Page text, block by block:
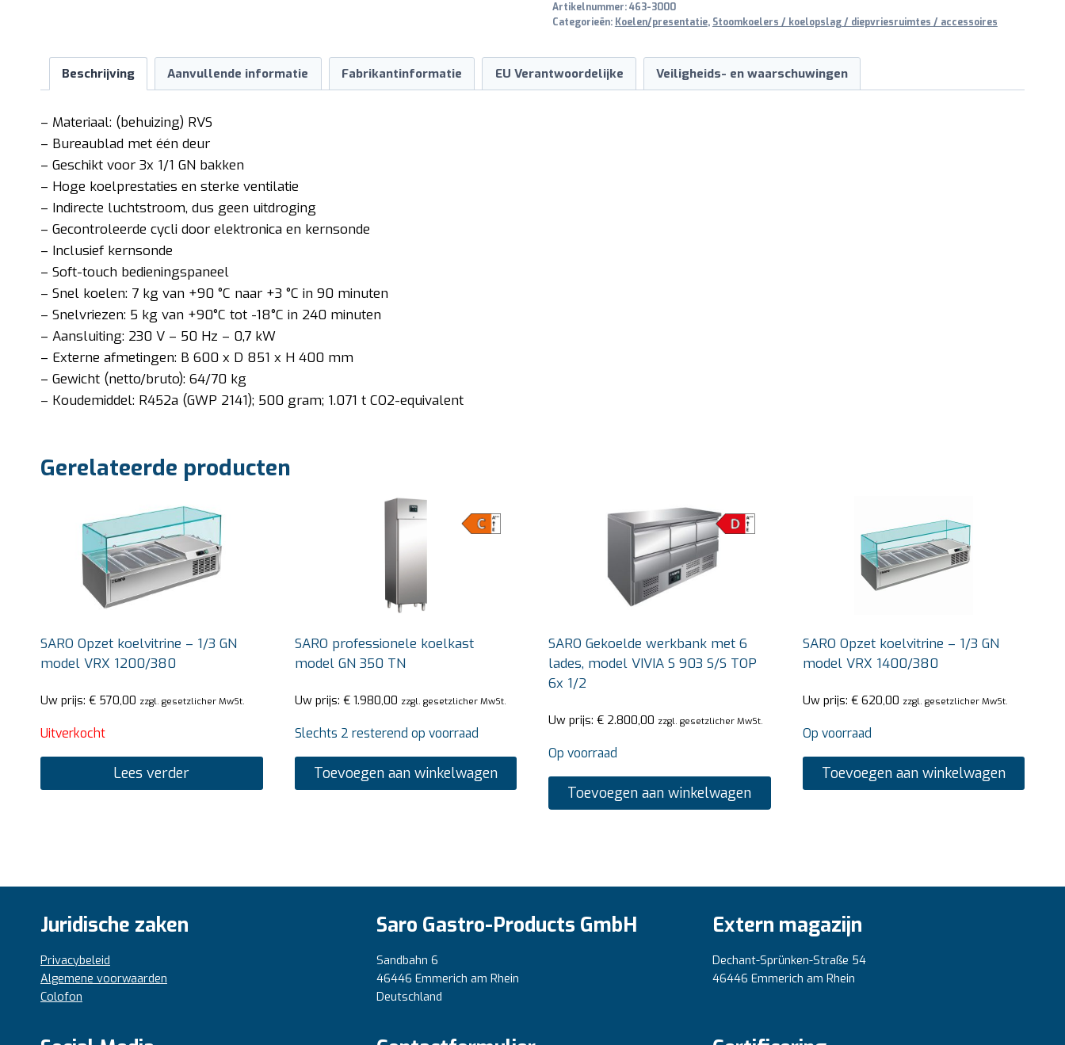
3
1/1
GN
aantal
Artikelnummer:463-3000
Categorieën: Koelen/presentatie, Stoomkoelers / koelopslag / diepvriesruimtes / accessoires
Beschrijving Aanvullende informatie Fabrikantinformatie EU Verantwoordelijke Veiligheids- en waarschuwingen
– Materiaal: (behuizing) RVS
– Bureaublad met één deur
– Geschikt voor 3x 1/1 GN bakken
– Hoge koelprestaties en sterke ventilatie
– Indirecte luchtstroom, dus geen uitdroging
– Gecontroleerde cycli door elektronica en kernsonde
– Inclusief kernsonde
– Soft-touch bedieningspaneel
– Snel koelen: 7 kg van +90 °C naar +3 °C in 90 minuten
– Snelvriezen: 5 kg van +90°C tot -18°C in 240 minuten
– Aansluiting: 230 V – 50 Hz – 0,7 kW
– Externe afmetingen: B 600 x D 851 x H 400 mm
– Gewicht (netto/bruto): 64/70 kg
– Koudemiddel: R452a (GWP 2141); 500 gram; 1.071 t CO2-equivalent
Gerelateerde producten
SARO Opzet koelvitrine – 1/3 GN
model VRX 1200/380
Uw prijs: € 570,00 zzgl. gesetzlicher MwSt.
Uitverkocht
Lees verder
SARO professionele koelkast
model GN 350 TN
Uw prijs: €1.980,00 zzgl. gesetzlicher MwSt.
Slechts 2 resterend op voorraad
Toevoegen aan winkelwagen
SARO Gekoelde werkbank met 6
lades, model VIVIA S 903 S/S TOP
6x 1/2
Uw prijs: € 2.800,00 zzgl. gesetzlicher MwSt.
Op voorraad
Toevoegen aan winkelwagen
SARO Opzet koelvitrine – 1/3 GN
model VRX 1400/380
Uw prijs: €620,00 zzgl. gesetzlicher MwSt.
Op voorraad
Toevoegen aan winkelwagen
Juridische zaken
Privacybeleid
Algemene voorwaarden
Colofon
Saro Gastro-Products GmbH
Sandbahn 6
46446 Emmerich am Rhein
Deutschland
Extern magazijn
Dechant-Sprünken-Straße 54
46446 Emmerich am Rhein